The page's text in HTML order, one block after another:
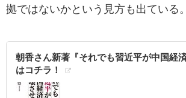
拠ではないかという見方も出ている。
朝香さん新著『それでも習近平が中国経
はコチラ！